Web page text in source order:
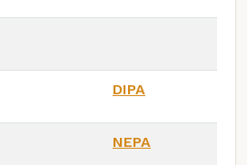
DIPA
NEPA